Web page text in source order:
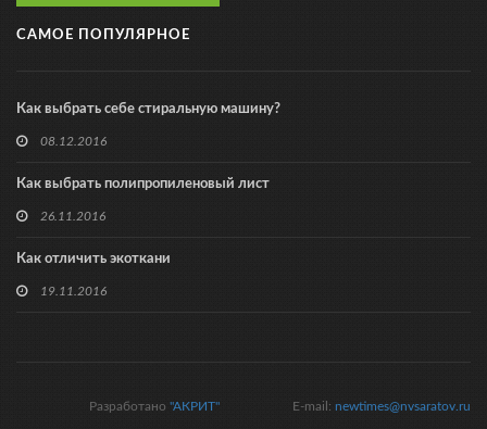
САМОЕ ПОПУЛЯРНОЕ
Как выбрать себе стиральную машину?
08.12.2016
Как выбрать полипропиленовый лист
26.11.2016
Как отличить экоткани
19.11.2016
E-mail: newtimes@nvsaratov.ru
Разработано "АКРИТ"